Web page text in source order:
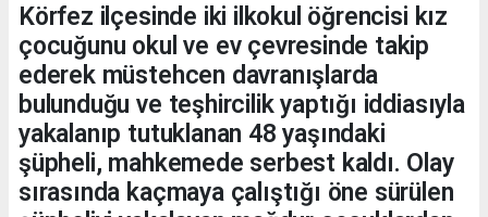
Körfez ilçesinde iki ilkokul öğrencisi kız
çocuğunu okul ve ev çevresinde takip
ederek müstehcen davranışlarda
bulunduğu ve teşhircilik yaptığı iddiasıyla
yakalanıp tutuklanan 48 yaşındaki
şüpheli, mahkemede serbest kaldı. Olay
sırasında kaçmaya çalıştığı öne sürülen